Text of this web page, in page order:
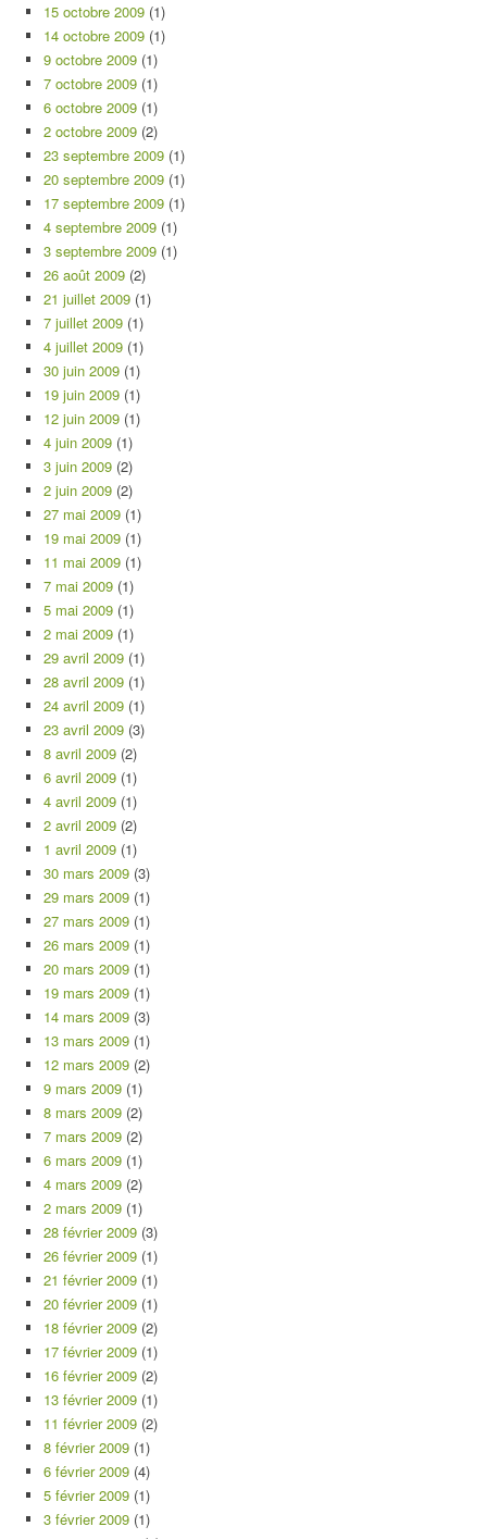
15 octobre 2009 (1)
14 octobre 2009 (1)
9 octobre 2009 (1)
7 octobre 2009 (1)
6 octobre 2009 (1)
2 octobre 2009 (2)
23 septembre 2009 (1)
20 septembre 2009 (1)
17 septembre 2009 (1)
4 septembre 2009 (1)
3 septembre 2009 (1)
26 août 2009 (2)
21 juillet 2009 (1)
7 juillet 2009 (1)
4 juillet 2009 (1)
30 juin 2009 (1)
19 juin 2009 (1)
12 juin 2009 (1)
4 juin 2009 (1)
3 juin 2009 (2)
2 juin 2009 (2)
27 mai 2009 (1)
19 mai 2009 (1)
11 mai 2009 (1)
7 mai 2009 (1)
5 mai 2009 (1)
2 mai 2009 (1)
29 avril 2009 (1)
28 avril 2009 (1)
24 avril 2009 (1)
23 avril 2009 (3)
8 avril 2009 (2)
6 avril 2009 (1)
4 avril 2009 (1)
2 avril 2009 (2)
1 avril 2009 (1)
30 mars 2009 (3)
29 mars 2009 (1)
27 mars 2009 (1)
26 mars 2009 (1)
20 mars 2009 (1)
19 mars 2009 (1)
14 mars 2009 (3)
13 mars 2009 (1)
12 mars 2009 (2)
9 mars 2009 (1)
8 mars 2009 (2)
7 mars 2009 (2)
6 mars 2009 (1)
4 mars 2009 (2)
2 mars 2009 (1)
28 février 2009 (3)
26 février 2009 (1)
21 février 2009 (1)
20 février 2009 (1)
18 février 2009 (2)
17 février 2009 (1)
16 février 2009 (2)
13 février 2009 (1)
11 février 2009 (2)
8 février 2009 (1)
6 février 2009 (4)
5 février 2009 (1)
3 février 2009 (1)